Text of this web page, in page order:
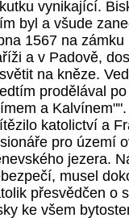
vynikající.
byl a všude
1567 na
a v Padově,
na kněze.
prodělával
a
katolictví a
pro území
jezera.
musel
přesvědčen o
ke všem